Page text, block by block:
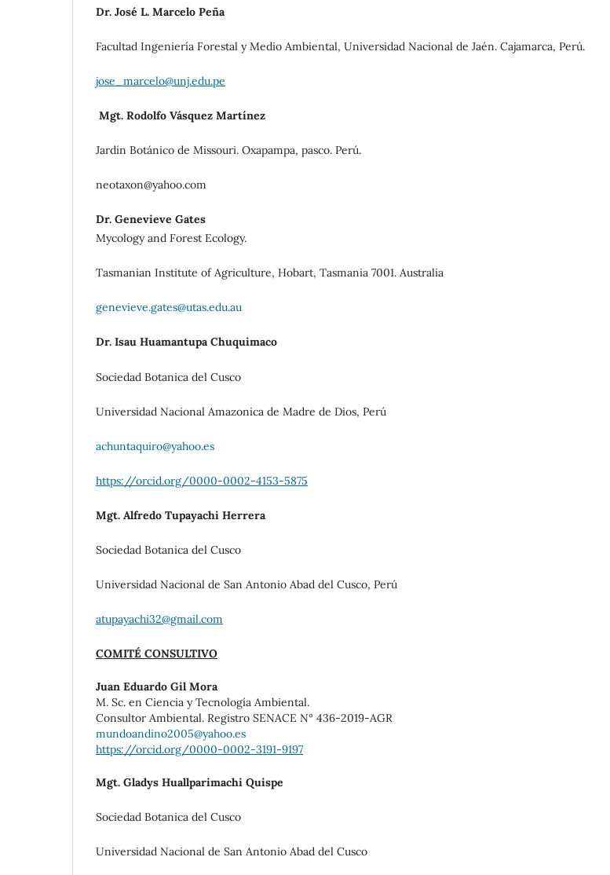
Dr. José L. Marcelo Peña
Facultad Ingeniería Forestal y Medio Ambiental, Universidad Nacional de Jaén. Cajamarca, Perú.
jose_marcelo@unj.edu.pe
Mgt. Rodolfo Vásquez Martínez
Jardín Botánico de Missouri. Oxapampa, pasco. Perú.
neotaxon@yahoo.com
Dr. Genevieve Gates
Mycology and Forest Ecology.
Tasmanian Institute of Agriculture, Hobart, Tasmania 7001. Australia
genevieve.gates@utas.edu.au
Dr. Isau Huamantupa Chuquimaco
Sociedad Botanica del Cusco
Universidad Nacional Amazonica de Madre de Dios, Perú
achuntaquiro@yahoo.es
https://orcid.org/0000-0002-4153-5875
Mgt. Alfredo Tupayachi Herrera
Sociedad Botanica del Cusco
Universidad Nacional de San Antonio Abad del Cusco, Perú
atupayachi32@gmail.com
COMITÉ CONSULTIVO
Juan Eduardo Gil Mora
M. Sc. en Ciencia y Tecnología Ambiental.
Consultor Ambiental. Registro SENACE N° 436-2019-AGR
mundoandino2005@yahoo.es
https://orcid.org/0000-0002-3191-9197
Mgt. Gladys Huallparimachi Quispe
Sociedad Botanica del Cusco
Universidad Nacional de San Antonio Abad del Cusco